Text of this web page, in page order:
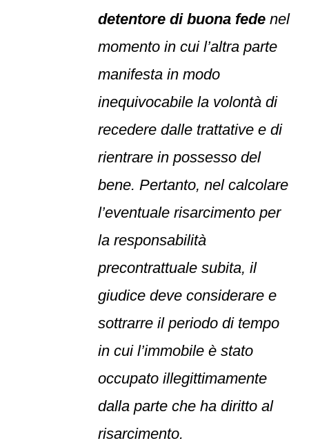
detentore di buona fede nel
momento in cui l’altra parte
manifesta in modo
inequivocabile la volontà di
recedere dalle trattative e di
rientrare in possesso del
bene. Pertanto, nel calcolare
l’eventuale risarcimento per
la responsabilità
precontrattuale subita, il
giudice deve considerare e
sottrarre il periodo di tempo
in cui l’immobile è stato
occupato illegittimamente
dalla parte che ha diritto al
risarcimento.